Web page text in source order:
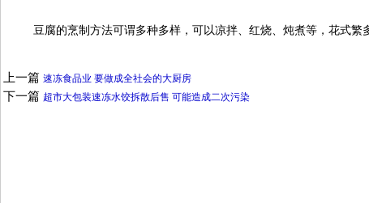
豆腐的烹制方法可谓多种多样，可以凉拌、红烧、炖煮等，花式
上一篇 速冻食品业 要做成全社会的大厨房
下一篇 超市大包装速冻水饺拆散后售 可能造成二次污染